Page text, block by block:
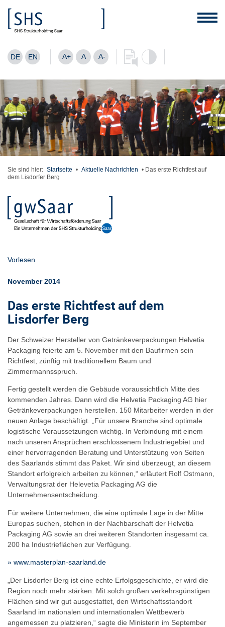
DE EN A+ A A-
Sie sind hier: Startseite • Aktuelle Nachrichten • Das erste Richtfest auf
dem Lisdorfer Berg
Vorlesen
November 2014
Das erste Richtfest auf dem
Lisdorfer Berg
Der Schweizer Hersteller von Getränkeverpackungen Helvetia
Packaging feierte am 5. November mit den Baufirmen sein
Richtfest, zünftig mit traditionellem Baum und
Zimmermannsspruch.
Fertig gestellt werden die Gebäude voraussichtlich Mitte des
kommenden Jahres. Dann wird die Helvetia Packaging AG hier
Getränkeverpackungen herstellen. 150 Mitarbeiter werden in der
neuen Anlage beschäftigt. „Für unsere Branche sind optimale
logistische Voraussetzungen wichtig. In Verbindung mit einem
nach unseren Ansprüchen erschlossenem Industriegebiet und
einer hervorragenden Beratung und Unterstützung von Seiten
des Saarlands stimmt das Paket. Wir sind überzeugt, an diesem
Standort erfolgreich arbeiten zu können,“ erläutert Rolf Ostmann,
Verwaltungsrat der Helevetia Packaging AG die
Unternehmensentscheidung.
Für weitere Unternehmen, die eine optimale Lage in der Mitte
Europas suchen, stehen in der Nachbarschaft der Helvetia
Packaging AG sowie an drei weiteren Standorten insgesamt ca.
200 ha Industrieflächen zur Verfügung.
» www.masterplan-saarland.de
„Der Lisdorfer Berg ist eine echte Erfolgsgeschichte, er wird die
Region noch mehr stärken. Mit solch großen verkehrsgünstigen
Flächen sind wir gut ausgestattet, den Wirtschaftsstandort
Saarland im nationalen und internationalen Wettbewerb
angemessen zu platzieren,“ sagte die Ministerin im September